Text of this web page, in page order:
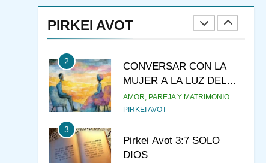
PIRKEI AVOTJASIDUT
2
CONVERSAR CON LA
MUJER A LA LUZ DEL
JUDAÍSMO
AMOR, PAREJA Y MATRIMONIO
PIRKEI AVOT
3
Pirkei Avot 3:7 SOLO
DIOS